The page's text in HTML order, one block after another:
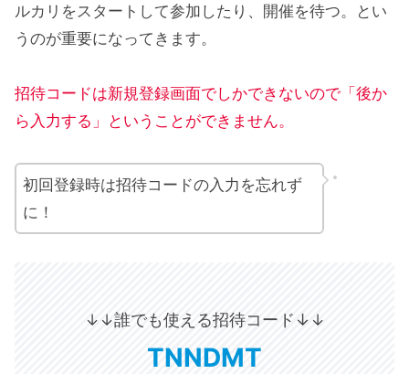
ルカリをスタートして参加したり、開催を待つ。とい
うのが重要になってきます。
招待コードは新規登録画面でしかできないので「後か
ら入力する」ということができません。
初回登録時は招待コードの入力を忘れず
に！
↓↓誰でも使える招待コード↓ ↓
TNNDMT